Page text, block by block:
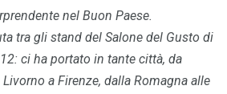
nel Buon Paese.
tra gli stand del Salone del Gusto di
ci ha portato in tante città, da
a Firenze, dalla Romagna alle